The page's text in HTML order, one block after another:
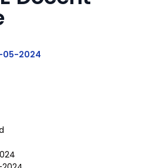
05-2024